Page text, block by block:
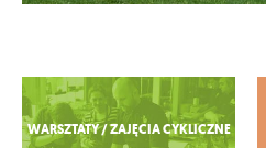
Zobacz więcej
WARSZTATY / ZAJĘCIA CYKLICZNE